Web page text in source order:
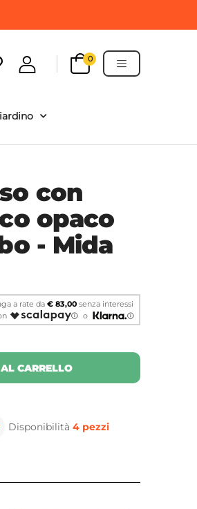
SEARCH BUTTON
0
Ambientalo
con
opaco
- Mida
a rate da € 83,00senza interessi
o
CARRELLO
Disponibilità 4 pezzi